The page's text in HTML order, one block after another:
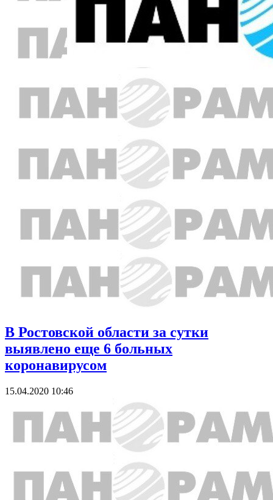
В Ростовской области за сутки
выявлено еще 6 больных
коронавирусом
15.04.2020 10:46